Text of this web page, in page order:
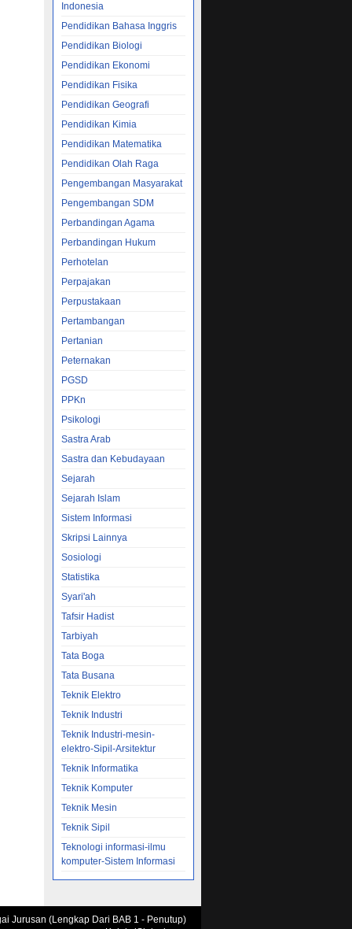
Indonesia
Pendidikan Bahasa Inggris
Pendidikan Biologi
Pendidikan Ekonomi
Pendidikan Fisika
Pendidikan Geografi
Pendidikan Kimia
Pendidikan Matematika
Pendidikan Olah Raga
Pengembangan Masyarakat
Pengembangan SDM
Perbandingan Agama
Perbandingan Hukum
Perhotelan
Perpajakan
Perpustakaan
Pertambangan
Pertanian
Peternakan
PGSD
PPKn
Psikologi
Sastra Arab
Sastra dan Kebudayaan
Sejarah
Sejarah Islam
Sistem Informasi
Skripsi Lainnya
Sosiologi
Statistika
Syari'ah
Tafsir Hadist
Tarbiyah
Tata Boga
Tata Busana
Teknik Elektro
Teknik Industri
Teknik Industri-mesin-
elektro-Sipil-Arsitektur
Teknik Informatika
Teknik Komputer
Teknik Mesin
Teknik Sipil
Teknologi informasi-ilmu
komputer-Sistem Informasi
Jurusan (Lengkap Dari BAB 1 - Penutup)